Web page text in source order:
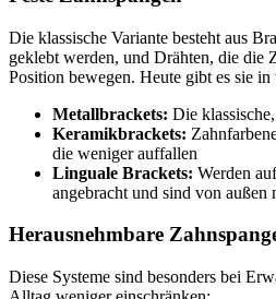
Die klassische Variante besteht aus
geklebt werden, und Drähten, die die
Position bewegen. Heute gibt es sie
Metallbrackets: Die
Keramikbrackets:
die weniger auffallen
Linguale Brackets: Werden
angebracht und sind von außen
Herausnehmbare
Diese Systeme sind besonders bei